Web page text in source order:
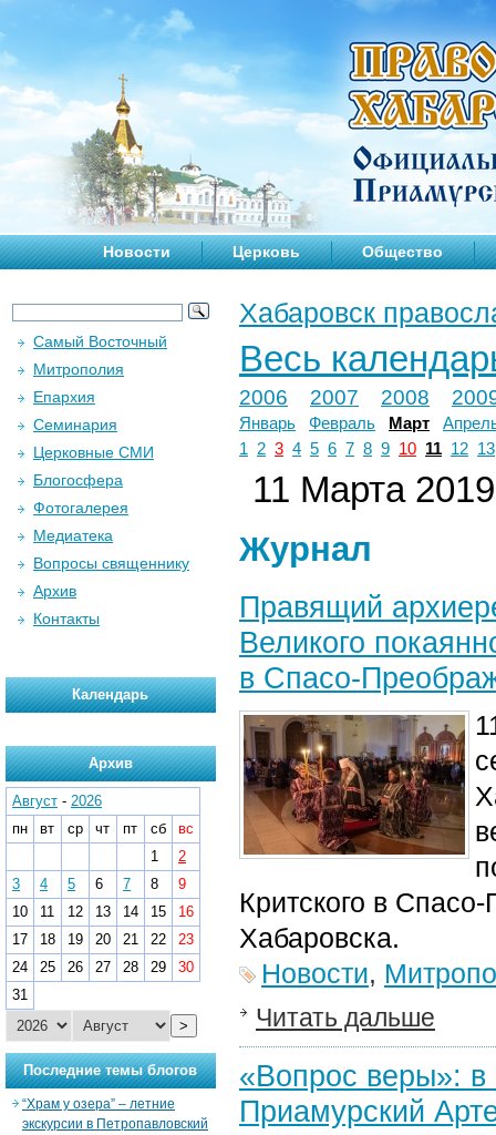
Новости Церковь Общество
Хабаровск
Весь
2006 2007 2008
Январь Февраль Март
1
2 3 4 5 6 7 8 9 10 11 12 13
11 Марта 2019
Журнал
Правящий
Великого
в Спасо-
Критского в
Хабаровска.
Новости,
Читать дальше
«Вопрос веры»: в
Приамурский
Самый Восточный
Митрополия
Епархия
Семинария
Церковные СМИ
Блогосфера
Фотогалерея
Медиатека
Вопросы священнику
Архив
Контакты
Календарь
Архив
Август - 2026
пн
вт ср чт пт сб
вс
1
2
3
4 5 6 7 8
9
10
11 12 13 14 15
16
17
18 19 20 21 22
23
24
25 26 27 28 29
30
31
>
Последние темы блогов
“Храм у озера” – летние
экскурсии в Петропавловский